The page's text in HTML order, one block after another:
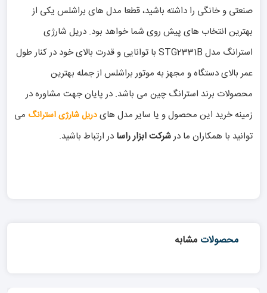
صنعتی و خانگی را داشته باشید، قطعا مدل های براشلس یکی از
بهترین انتخاب های پیش روی شما خواهد بود. دریل شارژی
استرانگ مدل STG2331B با توانایی و قدرت بالای خود در کنار طول
عمر بالای دستگاه و مجهز به موتور براشلس از جمله بهترین
محصولات برند استرانگ چین می باشد. در پایان جهت مشاوره در
زمینه خرید این محصول و یا سایر مدل هایدریل شارژی استرانگ می
توانید با همکاران ما درشرکت ابزار راسا در ارتباط باشید.
محصولات مشابه